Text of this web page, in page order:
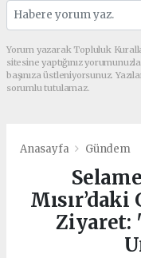
Yorum yazarak Topluluk
sitesine yaptığınız
başınıza üstleniyorsunuz.
sorumlu tutulamaz.
Anasayfa Gündem
Ziyaret: